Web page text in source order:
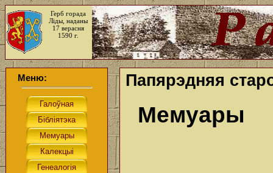
Герб горада
Ліды, наданы
17 верасня
1590 г.
Меню: Папярэдняя
Мемуары